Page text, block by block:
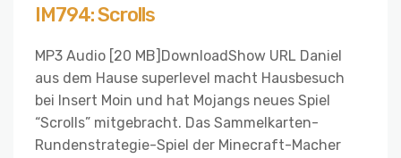
IM794: Scrolls
MP3 Audio [20 MB]DownloadShow URL Daniel
aus dem Hause superlevel macht Hausbesuch
bei Insert Moin und hat Mojangs neues Spiel
“Scrolls” mitgebracht. Das Sammelkarten-
Rundenstrategie-Spiel der Minecraft-Macher